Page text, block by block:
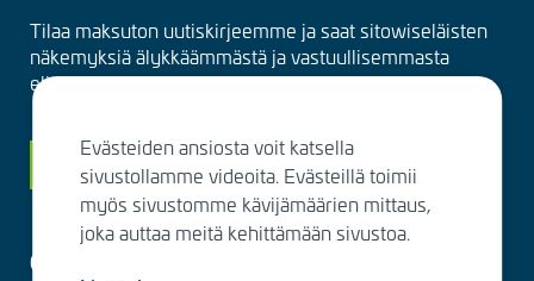
Tilaa maksuton uutiskirjeemme ja saat sitowiseläisten
näkemyksiä älykkäämmästä ja vastuullisemmasta
elinympäristöstä suoraan sähköpostiisi kuukausittain.
Siirry tilaamaan
Ota yhteyttä
Evästeiden ansiosta voit katsella
sivustollamme videoita. Evästeillä toimii
myös sivustomme kävijämäärien mittaus,
joka auttaa meitä kehittämään sivustoa.